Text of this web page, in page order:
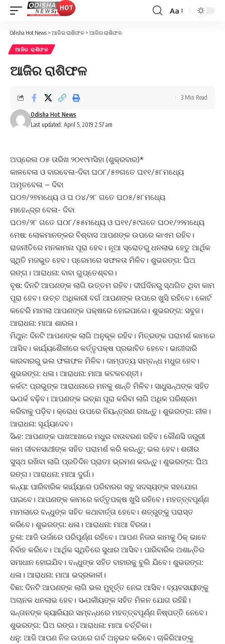
Font
Aa
Odisha Hot News > ଆଜିର ରାଶିଫଳ > ଆଜିର ରାଶିଫଳ
ଆଜିର ରାଶିଫଳ
ଆଜିର ରାଶିଫଳ
Last updated: April 5, 2019 2:57 am
Odisha Hot News
3 Min Read
ଅପ୍ରେଲ ୦୫ ତାରିଖ ୨୦୧୯ମସିହା (ଶୁକ୍ରବାର)*
କାଳବେଳା ଓ ବାରବେଳା-ଦିବା ଘ୦୮/୫୭ଗତେ ଘ୧୧/୫୮ମଧ୍ୟେ
ଅମୃତବେଳା – ଦିବା
ଘ୦୭/୨୭ମଧ୍ୟେ ଓ ଘ ୦୪/୨୮ ଗତେ ଘ୦୫/୫୮ମଧ୍ୟେ
ମାହେନ୍ଦ୍ର ବେଳା- ଦିବା
ଘ୦୭/୨୮ ଗତେ ଘ୦୮/୫୫ମଧ୍ୟେ ଓ ଘ୧୧/୫୯ଗତେ ଘ୦୧/୨୨ମଧ୍ୟେ
ମେଷ: ଲୋକମାନଙ୍କର ବିଶ୍ବାସ ଆପଣଙ୍କ ଉପରେ କାଏମ ରହିବ।
ରାଜନୀତିରେ ମନକାମନା ପୂରା ହେବ। ନୂଆ ସ୍ରୋତରୁ ଧନଲାଭ ହେତୁ ଆର୍ଥିକ
ସ୍ଥିତି ମଜଭୁତ ହେବ। ପ୍ରେମରେ ସଫଳତା ମିଳିବ। ଶୁଭରଙ୍ଗ: ଘିଅ
ରଙ୍ଗ। ଆରାଧନା: ବାବା ଗୁପ୍ତେଶ୍ବର।
ବୃଷ: ଦିନଟି ଆପଣଙ୍କ ଲାଗି ଉତ୍ତମ ରହିବ। ଦୀର୍ଘଦିନରୁ ସ୍ଥଗିତ ଥିବା କାମ
ପୂରା ହେବ। ଉଚ୍ଚ ଅଧିକାରୀ ବର୍ଗ ଆପଣଙ୍କ ଉପରେ ଖୁସି ରହିବେ। କୋର୍ଟ
କଚେରି ମାମଲା ଆପଣଙ୍କ ପକ୍ଷରେ ହୋଇପାରେ। ଶୁଭରଙ୍ଗ: ସବୁଜ।
ଆରାଧନା: ମାଆ ଶାରଳା।
ମିଥୁନ: ଦିନଟି ଆପଣଙ୍କ ଲାଗି ଅନୁକୂଳ ରହିବ। ମିତ୍ରଙ୍କ ପରାମର୍ଶ କାମରେ
ଆସିବ। କାର୍ଯ୍ୟଶୈଳୀରେ କର୍ତ୍ତୃପକ୍ଷ ପ୍ରଭାବିତ ହେବେ। ଭାଗୀଦାରି
କାରବାରରୁ ଭଲ ଫଳାଫଳ ମିଳିବ। ଦାମ୍ପତ୍ୟ ସମ୍ବନ୍ଧ ମଧୁର ହେବ।
ଶୁଭରଙ୍ଗ: ଧଳା। ଆରାଧନା: ମାଆ କଟକଚଣ୍ତୀ।
କର୍କଟ: ପ୍ରଭୁଙ୍କ ଆରାଧନାରେ ମନକୁ ଶାନ୍ତି ମିଳିବ। ସାଧୁସନ୍ଥଙ୍କ ସହିତ
ସ˚ପର୍କ ବଢ଼ିବ। ଆପଣଙ୍କ ଇଚ୍ଛା ପୂରା କରିବା ଲାଗି ଅଧିକ ପରିଶ୍ରମ
କରିବାକୁ ପଡ଼ିବ। କ୍ରୋଧ ଉପରେ ନିୟନ୍ତ୍ରଣ ରଖନ୍ତୁ। ଶୁଭରଙ୍ଗ: ନୀଳ।
ଆରାଧନା: ସୂର୍ଯ୍ୟଦେବ।
ସି˚ହ: ଆପଣଙ୍କ ପାଖଆଖରେ ମଧୁର ବାତାବରଣ ରହିବ। କୌଣସି ଜରୁରୀ
କାମ ଜୀବନସାଥୀଙ୍କ ସହିତ ପରାମର୍ଶ କରି କରନ୍ତୁ; ଭଲ ହେବ। ଶରୀର
ସୁସ୍ଥ ରଖିବା ଲାଗି ପ୍ରତିଦିନ ପ୍ରାତଃ ଭ୍ରମଣ କରନ୍ତୁ। ଶୁଭରଙ୍ଗ: ଘିଅ
ରଙ୍ଗ। ଆରାଧନା: ମାଆ ଦୁର୍ଗା।
କନ୍ୟା: ପାରିବାରିକ କାର୍ଯ୍ୟରେ ପରିବାରର ସବୁ ସଦସ୍ୟଙ୍କ ସହଯୋଗ
ପାଇବେ। ଆପଣଙ୍କ କାମରେ କର୍ତ୍ତୃପକ୍ଷ ଖୁସି ରହିବେ। ମହତ୍ତ୍ବପୂର୍ଣ୍ଣ
ମାମଲାରେ ବନ୍ଧୁଙ୍କ ସହିତ କଥାବାର୍ତ୍ତା ହେବେ। ଶତ୍ରୁଙ୍କୁ ପରାସ୍ତ
କରିବେ। ଶୁଭରଙ୍ଗ: ଧଳା। ଆରାଧନା: ମାଆ ବିରଜା।
ତୁଳା: ଆଜି ଊର୍ଜାରେ ପରିପୂର୍ଣ୍ଣ ରହିବେ। ଆପଣ ନିଜର କାମକୁ ଠିକ୍‌ ଭାବେ
ନିର୍ବାହ କରିବେ। ଆର୍ଥିକ ସ୍ଥିତିରେ ସୁଧାର ଆସିବ। ପାରିବାରିକ ଅଶାନ୍ତିର
ସମାଧାନ ହୋଇଯିବ। ବନ୍ଧୁଙ୍କ ସହିତ ବାହାରକୁ ବୁଲି ଯିବେ। ଶୁଭରଙ୍ଗ:
ଧଳା। ଆରାଧନା: ମାଆ ଭଦ୍ରକାଳୀ।
ବିଛା: ଦିନଟି ଆପଣଙ୍କ ଲାଗି ଭଲ ମୁହୂର୍ତ୍ତ ନେଇ ଆସିବ। ବ୍ୟବସାୟୀଙ୍କୁ
ଅଚାନକ ଧନଲାଭ ହେବ। ସ˚ପର୍କୀୟଙ୍କ ସହିତ ମିଳନ ଯୋଗ ରହିଛି।
ସନ୍ତାନଙ୍କ କ୍ୟାରିୟର ସମ୍ବନ୍ଧରେ ମହତ୍ତ୍ବପୂର୍ଣ୍ଣ ନିଷ୍ପତ୍ତି ନେବେ।
ଶୁଭରଙ୍ଗ: ଘିଅ ରଙ୍ଗ। ଆରାଧନା: ମାଆ ଚର୍ଚ୍ଚିକା।
ଧନୁ: ଆଜି ଆପଣ ନିଜ ଉପରେ ଗର୍ବ ଅନୁଭବ କରିବେ। ଚାକିରିଆଙ୍କୁ